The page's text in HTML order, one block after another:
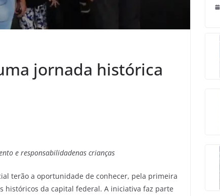
jornada histórica
e responsabilidadenas crianças
terão a oportunidade de conhecer, pela primeira
históricos da capital federal. A iniciativa faz parte